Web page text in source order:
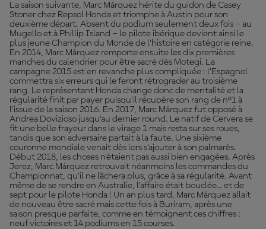
La saison suivante, Marc Márquez hérite du guidon de Casey
Stoner chez Repsol Honda et triomphe à Austin pour son
deuxième départ. Absent du podium seulement deux fois – au
Mugello et à Phillip Island – le pilote ibérique devient ainsi le
plus jeune Champion du Monde de l’histoire en catégorie reine.
En 2014, Marc Márquez remporte ensuite les dix premières
manches du calendrier pour être sacré dès Motegi. La
campagne 2015 est en revanche plus compliquée : l’Espagnol
commettra six erreurs qui le feront rétrograder au troisième
rang. Le représentant Honda change donc de mentalité et la
régularité finit par payer puisqu’il récupère son rang de n°1 à
l’issue de la saison 2016. En 2017, Marc Márquez fut opposé à
Andrea Dovizioso jusqu’au dernier round. Le natif de Cervera se
fit une belle frayeur dans le virage 1 mais resta sur ses roues,
tandis que son adversaire partait à la faute. Une sixième
couronne mondiale venait dès lors s’ajouter à son palmarès.
Début 2018, les choses n’étaient pas aussi bien engagées. Après
Jerez, Marc Márquez retrouvait néanmoins les commandes du
Championnat, qu’il ne lâchera plus, grâce à sa régularité. Avant
même de se rendre en Australie, l’affaire était bouclée… et de
sept pour le pilote Honda ! Un an plus tard, Marc Márquez allait
de nouveau être sacré mais cette fois à Buriram, après une
saison presque parfaite, comme en témoignent ces chiffres :
neuf victoires et 14 podiums en 15 courses.